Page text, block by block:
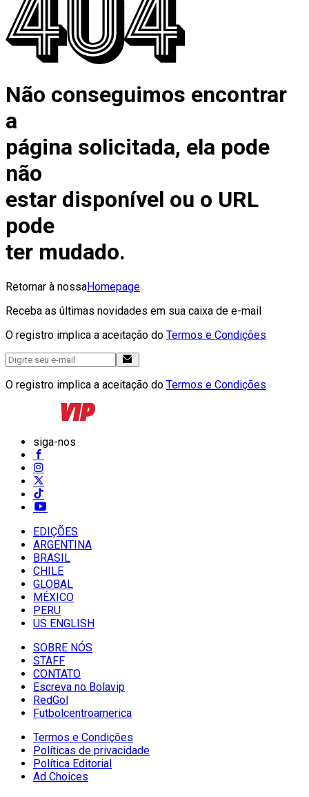
Não conseguimos encontrar
a
página solicitada, ela pode
não
estar disponível ou o URL
pode
ter mudado.
Retornar à nossaHomepage
Receba as últimas novidades em sua caixa de e-mail
O registro implica a aceitação do Termos e Condições
O registro implica a aceitação do Termos e Condições
siga-nos
EDIÇÕES
ARGENTINA
BRASIL
CHILE
GLOBAL
MÉXICO
PERU
US ENGLISH
SOBRE NÓS
STAFF
CONTATO
Escreva no Bolavip
RedGol
Futbolcentroamerica
Termos e Condições
Políticas de privacidade
Política Editorial
Ad Choices